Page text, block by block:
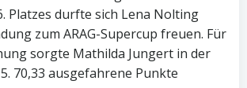
Platzes durfte sich Lena Nolting
zum ARAG-Supercup freuen. Für
sorgte Mathilda Jungert in der
70,33 ausgefahrene Punkte